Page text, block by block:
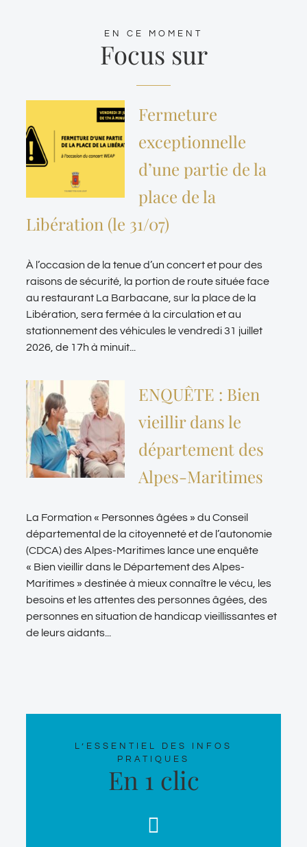
EN CE MOMENT
Focus sur
Fermeture
exceptionnelle
d’une partie de la
place de la
Libération (le 31/07)
À l’occasion de la tenue d’un concert et pour des
raisons de sécurité, la portion de route située face
au restaurant La Barbacane, sur la place de la
Libération, sera fermée à la circulation et au
stationnement des véhicules le vendredi 31 juillet
2026, de 17h à minuit...
ENQUÊTE : Bien
vieillir dans le
département des
Alpes-Maritimes
La Formation « Personnes âgées » du Conseil
départemental de la citoyenneté et de l’autonomie
(CDCA) des Alpes-Maritimes lance une enquête
« Bien vieillir dans le Département des Alpes-
Maritimes » destinée à mieux connaître le vécu, les
besoins et les attentes des personnes âgées, des
personnes en situation de handicap vieillissantes et
de leurs aidants...
L’ESSENTIEL DES INFOS
PRATIQUES
En 1 clic